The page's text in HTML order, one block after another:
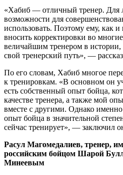
«Хабиб — отличный тренер. Для
возможности для
использовать. Поэтому ему, как
вносить корректировки во
величайшим тренером в истории,
свой тренерский путь», —
По его словам, Хабиб многое
к тренировкам. «В основном он
есть собственный опыт бойца,
качестве тренера, а также мой
вместе с другими. Однако
опыт бойца в значительной
сейчас тренирует», — заключил
Расул Магомедалиев, тренер,
российским бойцом Шарой
Минеевым